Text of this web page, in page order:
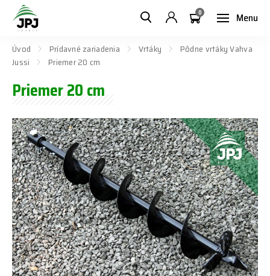
Menu
0
Úvod Prídavné zariadenia Vrtáky
Pôdne vrtáky Vahva
Jussi
Priemer 20 cm
Priemer 20 cm